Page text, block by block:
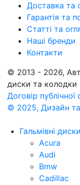
Доставка та
Гарантія та
Статті та
Наші бренди
Контакти
© 2013 - 2026,
диски та колодки
Договір публічної
© 2025, Дизайн
Гальмівні диски
Acura
Audi
Bmw
Cadillac